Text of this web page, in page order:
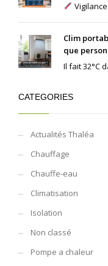
Clim
que
Il fait 32°C
CATEGORIES
Actualités Thaléa
Chauffage
Chauffe-eau
Climatisation
Isolation
Non classé
Pompe a chaleur